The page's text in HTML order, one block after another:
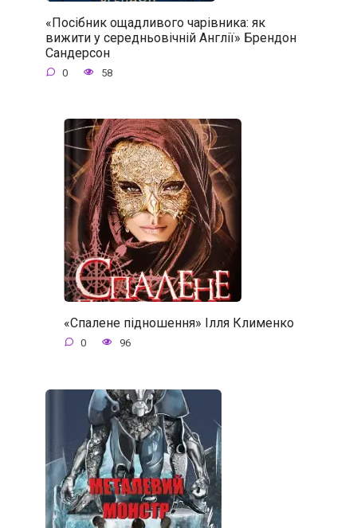
«Посібник ощадливого чарівника: як
вижити у середньовічній Англії» Брендон
Сандерсон
0 58
«Спалене підношення» Ілля Клименко
0 96